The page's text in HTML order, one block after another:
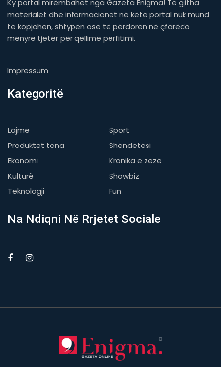
Ky portal mirëmbahet nga Gazeta Enigma! Të gjitha
materialet dhe informacionet në këtë portal nuk mund
të kopjohen, shtypen ose të përdoren në çfarëdo
mënyre tjetër për qëllime përfitimi.
Impressum
Kategoritë
Lajme
Sport
Produktet tona
Shëndetësi
Ekonomi
Kronika e zezë
Kulturë
Showbiz
Teknologji
Fun
Na Ndiqni Në Rrjetet Sociale